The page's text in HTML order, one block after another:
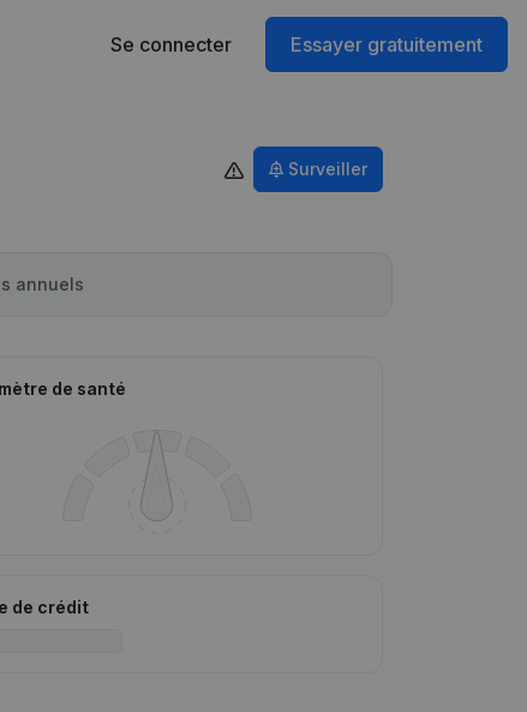
Se connecter Essayer gratuitement
Surveiller
annuels
de santé
de crédit